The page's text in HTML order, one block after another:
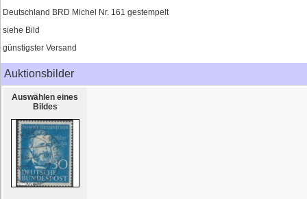
Deutschland BRD Michel Nr. 161 gestempelt
siehe Bild
günstigster Versand
Auktionsbilder
Auswählen eines
Bildes